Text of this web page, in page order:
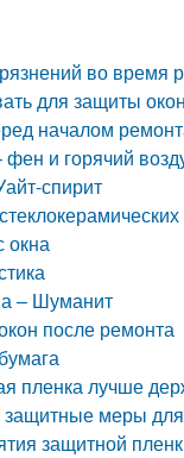
во время
для защиты
началом
фен и горячий
спирит
окна
– Шуманит
после ремонта
пленка лучше
меры
защитной